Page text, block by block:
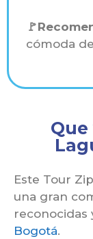
cómoda
Este Tour
una gran
reconocidas
Bogotá.